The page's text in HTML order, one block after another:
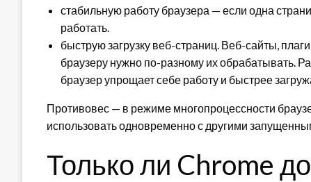
стабильную работу браузера — если одна
работать.
быструю загрузку веб-страниц. Веб-сайты,
браузеру нужно по-разному их обрабатывать.
браузер упрощает себе работу и быстрее
Противовес — в режиме многопроцессности
использовать одновременно с другими
Только ли Chrome